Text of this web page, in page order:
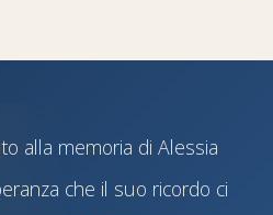
alla memoria di Alessia
che il suo ricordo ci